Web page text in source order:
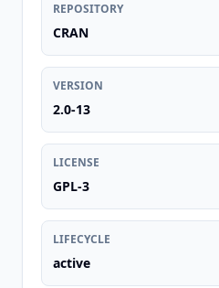
REPOSITORY
CRAN
VERSION
2.0-13
LICENSE
GPL-3
LIFECYCLE
active